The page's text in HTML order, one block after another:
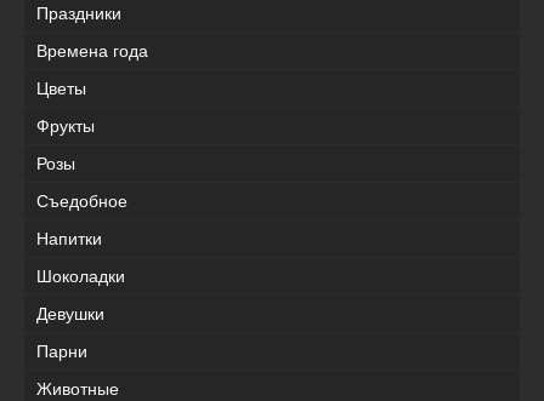
Праздники
Времена года
Цветы
Фрукты
Розы
Съедобное
Напитки
Шоколадки
Девушки
Парни
Животные